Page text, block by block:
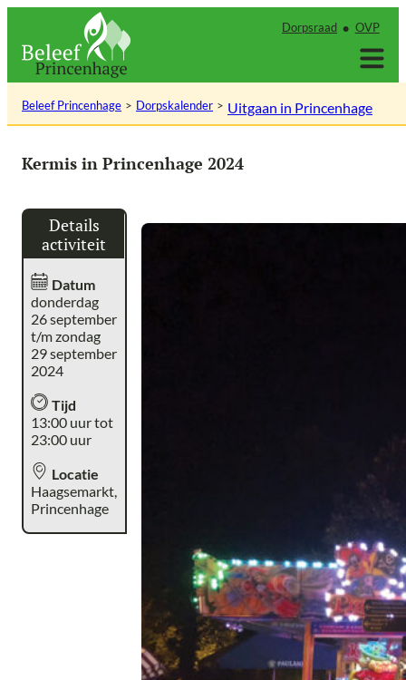
inhoud
Dorpsraad OVP
Beleef Princenhage Dorpskalender Uitgaan in Princenhage
Kermis in Princenhage 2024
Details
activiteit
Datum
donderdag
26 september
t/m zondag
29 september
2024
Tijd
13:00 uur tot
23:00 uur
Locatie
Haagsemarkt,
Princenhage